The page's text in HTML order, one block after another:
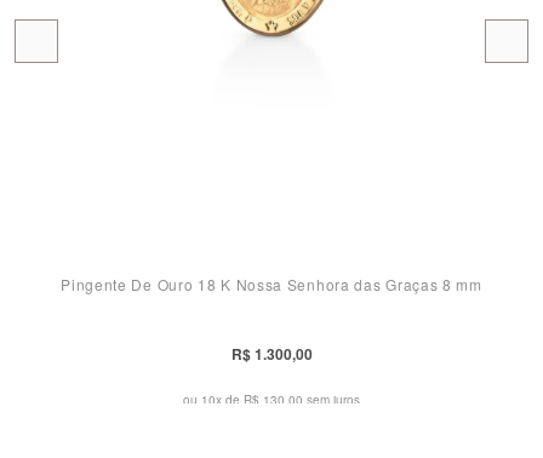
Pingente De Ouro 18 K Nossa Senhora das Graças 8 mm
R$ 1.300,00
ou 10x de R$ 130,00 sem juros